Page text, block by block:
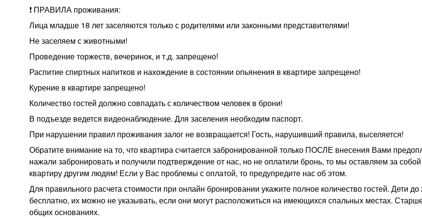
❗ ПРАВИЛА проживания:
Лица младше 18 лет заселяются только с родителями или законными представителями!
Не заселяем с животными!
Проведение торжеств, вечеринок, и т.д. запрещено!
Распитие спиртных напитков и нахождение в состоянии опьянения в квартире запрещено!
Курение в квартире запрещено!
Количество гостей должно совпадать с количеством человек в брони!
В подъезде ведется видеонаблюдение. Для заселения необходим паспорт.
При нарушении правил проживания залог не возвращается! Гость, нарушивший правила, выселяется!
Обратите внимание на то, что квартира считается забронированной только ПОСЛЕ внесения Вами
нажали забронировать и получили подтверждение от нас, но не оплатили бронь, то мы оставляем за
квартиру другим людям! Если у Вас проблемы с оплатой, то предупредите нас об этом.
Для правильного расчета стоимости при онлайн бронировании укажите полное количество гостей. Дети до
бесплатно, их можно не указывать, если они могут расположиться на имеющихся спальных местах.
общих основаниях.